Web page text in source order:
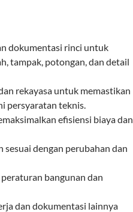
dokumentasi rinci untuk
tampak, potongan, dan detail
rekayasa untuk memastikan
persyaratan teknis.
efisiensi biaya dan
dengan perubahan dan
bangunan dan
dan dokumentasi lainnya